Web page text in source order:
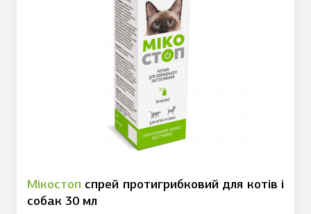
Мікостоп спрей протигрибковий для котів і
собак 30 мл